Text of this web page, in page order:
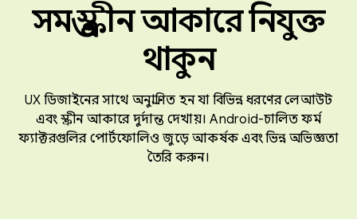
সমস্ত স্ক্রীন আকারে নিযুক্ত
থাকুন
UX ডিজাইনের সাথে অনুপ্রাণিত হন যা বিভিন্ন ধরণের লেআউট
এবং স্ক্রীন আকারে দুর্দান্ত দেখায়। Android-চালিত ফর্ম
ফ্যাক্টরগুলির পোর্টফোলিও জুড়ে আকর্ষক এবং ভিন্ন অভিজ্ঞতা
তৈরি করুন।